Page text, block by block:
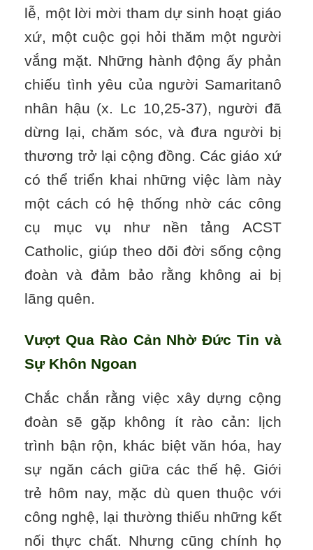
lễ, một lời mời tham dự sinh hoạt giáo
xứ, một cuộc gọi hỏi thăm một người
vắng mặt. Những hành động ấy phản
chiếu tình yêu của người Samaritanô
nhân hậu (x. Lc 10,25-37), người đã
dừng lại, chăm sóc, và đưa người bị
thương trở lại cộng đồng. Các giáo xứ
có thể triển khai những việc làm này
một cách có hệ thống nhờ các công
cụ mục vụ như nền tảng ACST
Catholic, giúp theo dõi đời sống cộng
đoàn và đảm bảo rằng không ai bị
lãng quên.
Vượt Qua Rào Cản Nhờ Đức Tin và
Sự Khôn Ngoan
Chắc chắn rằng việc xây dựng cộng
đoàn sẽ gặp không ít rào cản: lịch
trình bận rộn, khác biệt văn hóa, hay
sự ngăn cách giữa các thế hệ. Giới
trẻ hôm nay, mặc dù quen thuộc với
công nghệ, lại thường thiếu những kết
nối thực chất. Nhưng cũng chính họ